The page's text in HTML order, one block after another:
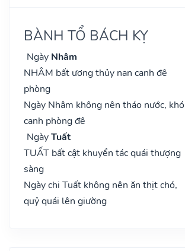
BÀNH TỔ BÁCH KỴ
Ngày Nhâm
NHÂM bất ương thủy nan canh đê
phòng
Ngày Nhâm không nên tháo nước, khó
canh phòng đê
NgàyTuất
TUẤT bất cật khuyển tác quái thượng
sàng
Ngày chi Tuất không nên ăn thịt chó,
quỷ quái lên giường